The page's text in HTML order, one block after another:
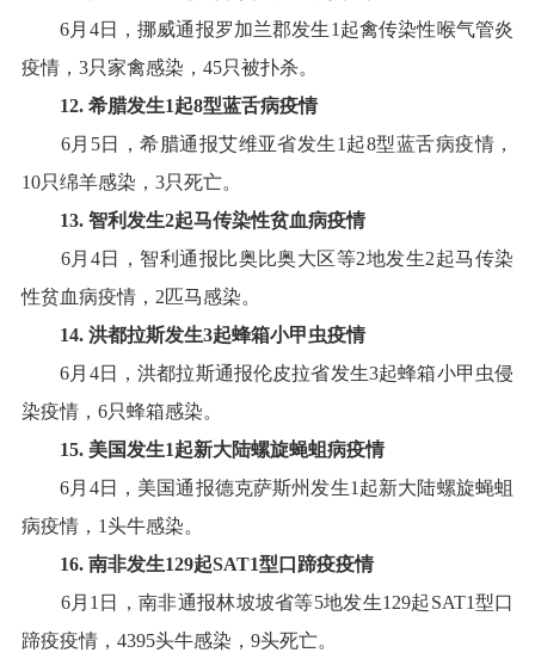
6月 4日，挪威通报罗加兰郡发生1 起禽传染性喉气管炎
疫情， 3只家禽感染， 45只被扑杀。
12. 希腊发生1起8型蓝舌病疫情
6月 5日，希腊通报艾维亚省发生1 起8型蓝舌病疫情，
10只绵羊感染， 3只死亡。
13. 智利发生2起马传染性贫血病疫情
6月 4日，智利通报比奥比奥大区等2地发生2起马传染
性贫血病疫情， 2匹马感染。
14. 洪都拉斯发生3起蜂箱小甲虫疫情
6月 4日，洪都拉斯通报伦皮拉省发生3起蜂箱小甲虫侵
染疫情， 6只蜂箱感染。
15. 美国发生1起新大陆螺旋蝇蛆病疫情
6月 4日，美国通报德克萨斯州发生1 起新大陆螺旋蝇蛆
病疫情， 1头牛感染。
16. 南非发生129起SAT1型 口蹄疫疫情
6月 1 日，南非通报林坡坡省等5地发生129起SAT1型口
蹄疫疫情， 4395头牛感染， 9头死亡。